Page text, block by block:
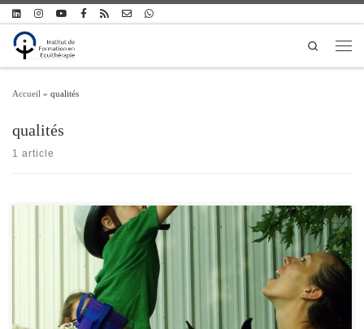
Passer au contenu
Search
Accueil » qualités
qualités
1 article
Qui sont les équithérapeutes ? Un équithérapeute est un professionnel qualifié pour
exercer de façon autonome une action de soin psychique médiatisé par le cheval.
Derrière cette définition se cachent toutefois des profils et des parcours très divers.
La grande majorité des équithérapeutes sont des professionnels médico-sociaux